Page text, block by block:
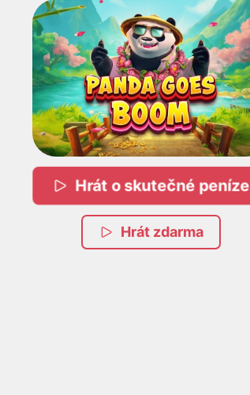
Hrát o skutečné peníze
Hrát zdarma